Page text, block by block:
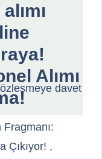
Alımı
davet
Çıkıyor! ,